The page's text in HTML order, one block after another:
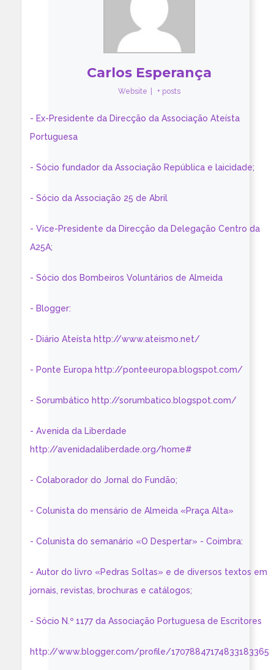
Carlos Esperança
Website + posts
- Ex-Presidente da Direcção da Associação Ateísta
Portuguesa
- Sócio fundador da Associação República e laicidade;
- Sócio da Associação 25 de Abril
- Vice-Presidente da Direcção da Delegação Centro da
A25A;
- Sócio dos Bombeiros Voluntários de Almeida
- Blogger:
- Diário Ateísta http://www.ateismo.net/
- Ponte Europa http://ponteeuropa.blogspot.com/
- Sorumbático http://sorumbatico.blogspot.com/
- Avenida da Liberdade
http://avenidadaliberdade.org/home#
- Colaborador do Jornal do Fundão;
- Colunista do mensário de Almeida «Praça Alta»
- Colunista do semanário «O Despertar» - Coimbra:
- Autor do livro «Pedras Soltas» e de diversos textos em
jornais, revistas, brochuras e catálogos;
- Sócio N.º 1177 da Associação Portuguesa de Escritores
http://www.blogger.com/profile/17078847174833183365